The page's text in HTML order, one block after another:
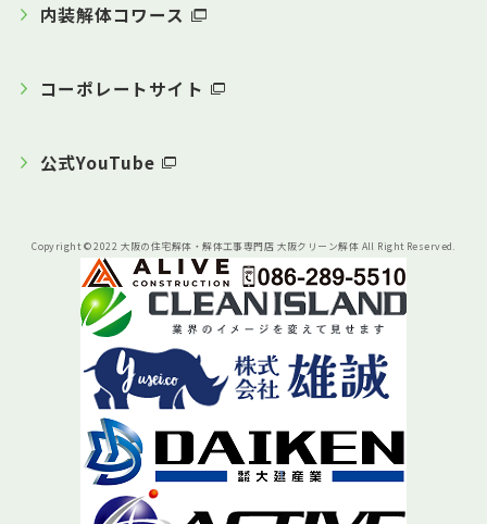
内装解体コワース
コーポレートサイト
公式YouTube
Copyright © 2022 大阪の住宅解体・解体工事専門店 大阪クリーン解体 All Right Reserved.